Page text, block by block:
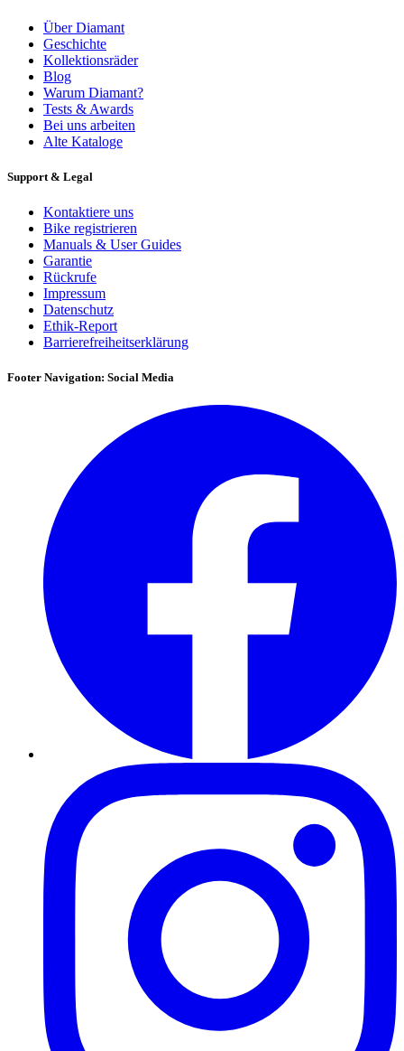
Über Diamant
Geschichte
Kollektionsräder
Blog
Warum Diamant?
Tests & Awards
Bei uns arbeiten
Alte Kataloge
Support & Legal
Kontaktiere uns
Bike registrieren
Manuals & User Guides
Garantie
Rückrufe
Impressum
Datenschutz
Ethik-Report
Barrierefreiheitserklärung
Footer Navigation: Social Media